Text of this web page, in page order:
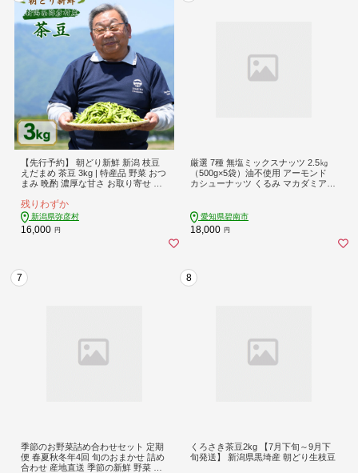
【先行予約】 朝どり新鮮 新潟 枝豆
えだまめ 茶豆 3kg | 特産品 野菜 おつ
まみ 晩酌 濃厚な甘さ お取り寄せ お
物 3キロ 新潟県 弥彦村 農事組合法人
サンファーム大戸
残りわずか
新潟県弥彦村
16,000 円
厳選 7種 無塩ミックスナッツ 2.5㎏
（500g×5袋）油不使用 アーモンド
カシューナッツ くるみ マカダミア
満足 チャック付き 美容 健康 人気 高
リピート ナッツ H059-143
愛知県碧南市
18,000 円
7
季節のお野菜詰め合わせセット 定期
便 春夏秋冬年4回 旬のおまかせ 詰め
合わせ 産地直送 季節の新鮮 野菜 定
8
くろさき茶豆2kg 【7月下旬～9月下
旬発送】 新潟県黒埼産 朝どり生枝豆